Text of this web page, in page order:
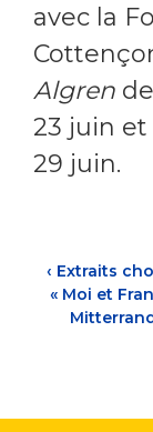
avec la
Algren
23 juin
29 juin.
‹ Extraits
« Moi et